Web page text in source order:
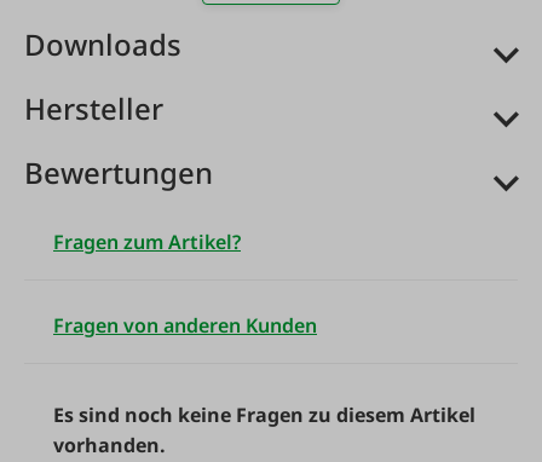
Downloads
Hersteller
Bewertungen
Fragen zum Artikel?
Fragen von anderen Kunden
Es sind noch keine Fragen zu diesem Artikel
vorhanden.